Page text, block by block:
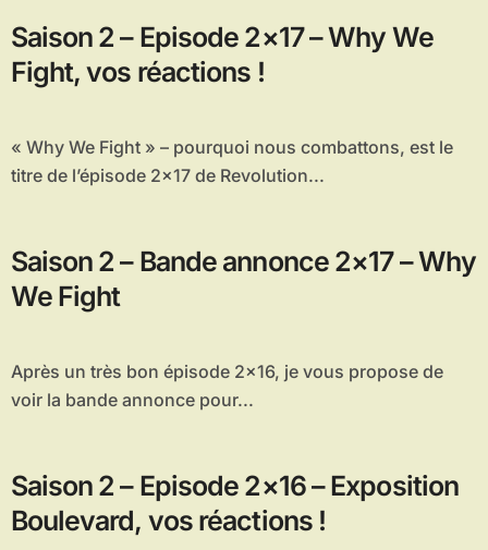
Saison 2 – Episode 2×17 – Why We
Fight, vos réactions !
« Why We Fight » – pourquoi nous combattons, est le
titre de l’épisode 2×17 de Revolution...
Saison 2 – Bande annonce 2×17 – Why
We Fight
Après un très bon épisode 2×16, je vous propose de
voir la bande annonce pour...
Saison 2 – Episode 2×16 – Exposition
Boulevard, vos réactions !